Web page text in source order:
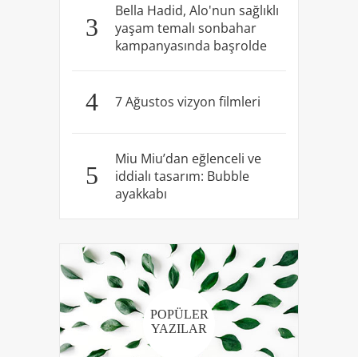
3
Bella Hadid, Alo'nun sağlıklı
yaşam temalı sonbahar
kampanyasında başrolde
4 7 Ağustos vizyon filmleri
5
Miu Miu’dan eğlenceli ve
iddialı tasarım: Bubble
ayakkabı
POPÜLER
YAZILAR